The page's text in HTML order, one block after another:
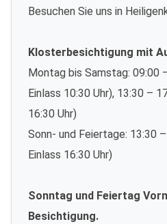
Besuchen Sie uns in
Klosterbesichtigung mit
Montag bis Samstag: 09:00
Einlass 10:30 Uhr), 13:30 –
16:30 Uhr)
Sonn- und Feiertage: 13:30
Einlass 16:30 Uhr)
Sonntag und Feiertag
Besichtigung.